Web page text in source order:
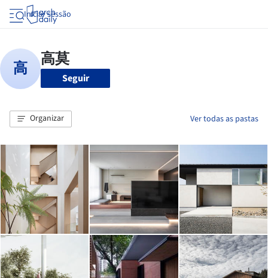
Iniciar sessão
Seguir
Organizar Ver todas as pastas